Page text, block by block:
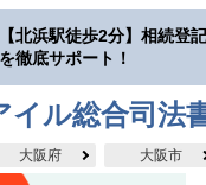
【北浜駅徒歩2分】相続登
を徹底サポート！
イル総合司法
大阪府 大阪市